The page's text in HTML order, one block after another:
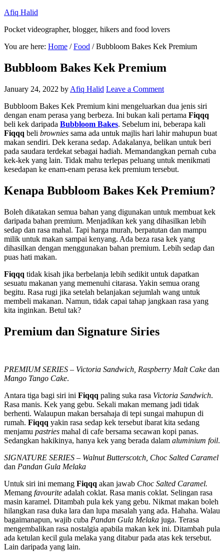
Afiq Halid
Pocket videographer, blogger, hikers and food lovers
You are here: Home / Food /Bubbloom Bakes Kek Premium
Bubbloom Bakes Kek Premium
January 24, 2022 by Afiq Halid Leave a Comment
Bubbloom Bakes Kek Premium kini mengeluarkan dua jenis siri
dengan enam perasa yang berbeza. Ini bukan kali pertama Fiqqq
beli kek daripada Bubbloom Bakes. Sebelum ini, beberapa kali
Fiqqq beli brownies sama ada untuk majlis hari lahir mahupun buat
makan sendiri. Dek kerana sedap. Adakalanya, belikan untuk beri
pada saudara terdekat sebagai hadiah. Memandangkan pernah cuba
kek-kek yang lain. Tidak mahu terlepas peluang untuk menikmati
kesedapan ke enam-enam perasa kek premium tersebut.
Kenapa Bubbloom Bakes Kek Premium?
Boleh dikatakan semua bahan yang digunakan untuk membuat kek
daripada bahan premium. Menjadikan kek yang dihasilkan lebih
sedap dan rasa mahal. Tapi harga murah, berpatutan dan mampu
milik untuk makan sampai kenyang. Ada beza rasa kek yang
dihasilkan dengan menggunakan bahan premium. Lebih sedap dan
puas hati makan.
Fiqqq tidak kisah jika berbelanja lebih sedikit untuk dapatkan
sesuatu makanan yang memenuhi citarasa. Yakin semua orang
begitu. Rasa rugi jika setelah belanjakan sejumlah wang untuk
membeli makanan. Namun, tidak capai tahap jangkaan rasa yang
kita inginkan. Betul tak?
Premium dan Signature Siries
PREMIUM SERIES – Victoria Sandwich, Raspberry Malt Cake dan
Mango Tango Cake.
Antara tiga bagi siri ini Fiqqq paling suka rasa Victoria Sandwich.
Rasa manis. Kek yang gebu. Sekali makan memang jadi tidak
berhenti. Walaupun makan bersahaja di tepi sungai mahupun di
rumah. Fiqqq yakin rasa sedap kek tersebut ibarat kita sedang
menjamu pastries mahal di cafe bersama secawan kopi panas.
Sedangkan hakikinya, hanya kek yang berada dalam aluminium foil.
SIGNATURE SERIES – Walnut Butterscotch, Choc Salted Caramel
dan Pandan Gula Melaka
Untuk siri ini memang Fiqqq akan jawab Choc Salted Caramel.
Memang favourite adalah coklat. Rasa manis coklat. Selingan rasa
masin karamel. Ditambah pula kek yang gebu. Nikmat makan boleh
hilangkan rasa duka lara dan lupa masalah yang ada. Hahaha. Walau
bagaimanapun, wajib cuba Pandan Gula Melaka juga. Terasa
mengembalikan rasa nostalgia apabila makan kek ini. Ditambah pula
ada ketulan kecil gula melaka yang ditabur pada atas kek tersebut.
Lain daripada yang lain.